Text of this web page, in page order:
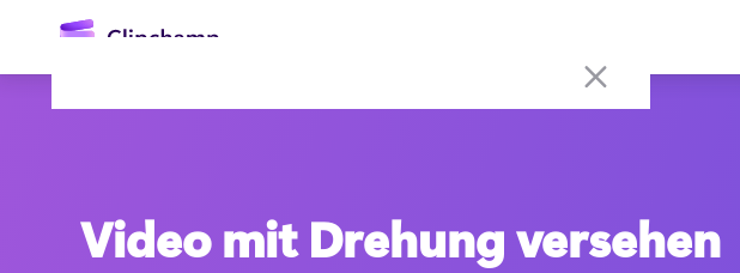
Video mit Drehung versehen